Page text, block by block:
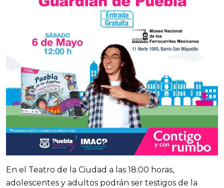
En el Teatro de la Ciudad a las 18:00 horas,
adolescentes y adultos podrán ser testigos de la